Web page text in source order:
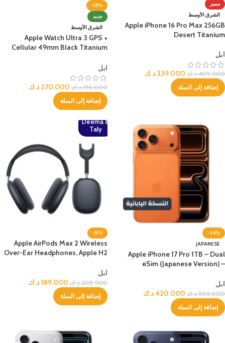
مميز
الشرق الأوسط
Apple iPhone 16 Pro Max 256GB
Desert Titanium
ابل
409.900 د.ك 339.000 د.ك
إضافة إلى السلة
-15%
جديد
الشرق الأوسط
Apple Watch Ultra 3 GPS +
Cellular 49mm Black Titanium
Milanese Loop – Medium
ابل
316.000 د.ك 270.000 د.ك
إضافة إلى السلة
-24%
JAPANESE
Apple iPhone 17 Pro 1TB – Dual
eSim (Japanese Version) –
ابل
550.000 د.ك 420.000د.ك
إضافة إلى السلة
Deema &
Taly
-8%
Apple AirPods Max 2 Wireless
Over-Ear Headphones, Apple H2
Personalized Spatial Audio, USB-
C Lossless Audio, Up to 20 Hours
Battery– Midnight
ابل
205.900 د.ك 189.000د.ك
إضافة إلى السلة